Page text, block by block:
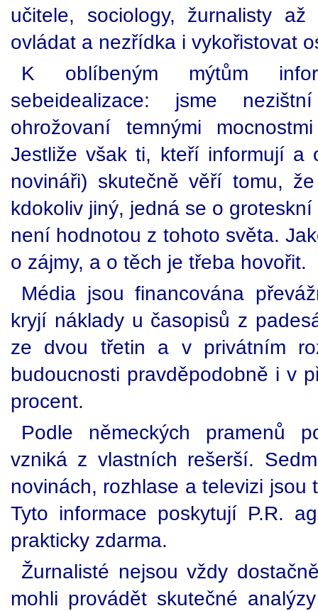
učitele, sociology, žurnalisty
ovládat a nezřídka i vykořistovat
K oblíbeným mýtům
sebeidealizace: jsme
ohrožovaní temnými
Jestliže však ti, kteří informují a
novináři) skutečně věří tomu,
kdokoliv jiný, jedná se o
není hodnotou z tohoto světa.
o zájmy, a o těch je třeba hovořit.
Média jsou financována
kryjí náklady u časopisů z
ze dvou třetin a v privátním
budoucnosti pravděpodobně i v
procent.
Podle německých pramenů
vzniká z vlastních rešerší.
novinách, rozhlase a televizi jsou
Tyto informace poskytují P.R.
prakticky zdarma.
Žurnalisté nejsou vždy
mohli provádět skutečné